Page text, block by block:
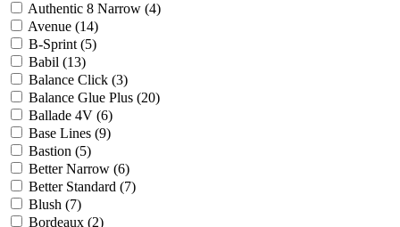
Authentic 8 Narrow (4)
Avenue (14)
B-Sprint (5)
Babil (13)
Balance Click (3)
Balance Glue Plus (20)
Ballade 4V (6)
Base Lines (9)
Bastion (5)
Better Narrow (6)
Better Standard (7)
Blush (7)
Bordeaux (2)